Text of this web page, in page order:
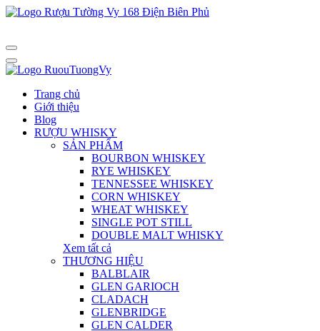
Trang chủ
Giới thiệu
Blog
RƯỢU WHISKY
SẢN PHẨM
BOURBON WHISKEY
RYE WHISKEY
TENNESSEE WHISKEY
CORN WHISKEY
WHEAT WHISKEY
SINGLE POT STILL
DOUBLE MALT WHISKY
Xem tất cả
THƯƠNG HIỆU
BALBLAIR
GLEN GARIOCH
CLADACH
GLENBRIDGE
GLEN CALDER